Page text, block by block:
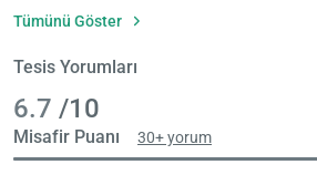
bulunuyor. “Deluxe Studyo”, bir tane çift
konaklayabileceği bir alan sağlıyor. “Deluxe
oturma odası olmak üzere iki farklı alan
bir tane büyük çift kişilik yatak bulunurken
çekyat yer alıyor. Studyo da King Suit ile
Tümünü Göster
Tesis Yorumları
6.7 /10
Misafir Puanı 30+ yorum